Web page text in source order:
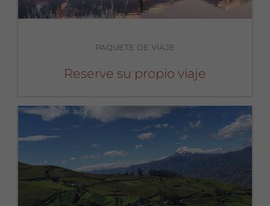
PAQUETE DE VIAJE
Reserve su propio viaje